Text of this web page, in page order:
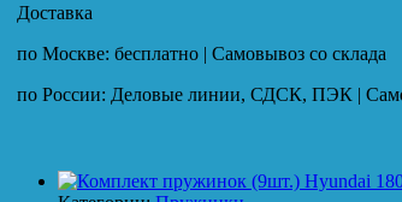
Доставка
по Москве: бесплатно | Самовывоз со склада
по России: Деловые линии, СДСК, ПЭК |